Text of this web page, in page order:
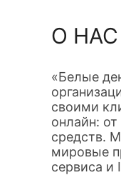
О НАС
«Белые
своими
онлайн:
средств.
мировые
сервиса и